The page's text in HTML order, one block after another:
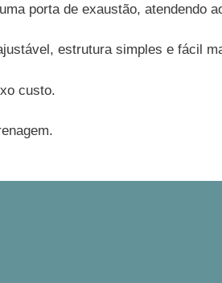
porta de exaustão, atendendo
estrutura simples e fácil
custo.